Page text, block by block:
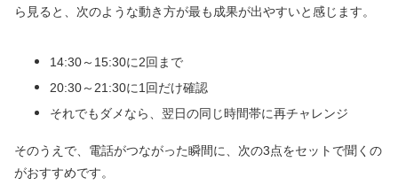
ら見ると、次のような動き方が最も成果が出やすいと感じます。
14:30～15:30に2回まで
20:30～21:30に1回だけ確認
それでもダメなら、翌日の同じ時間帯に再チャレンジ
そのうえで、電話がつながった瞬間に、次の3点をセットで聞くの
がおすすめです。